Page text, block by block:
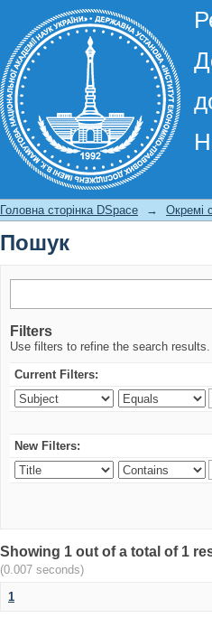
Пошук
Головна сторінка DSpace → Окремі
Пошук
Filters
Use filters to refine the search results.
Current Filters:
New Filters:
Showing 1 out of a total of 1
(0.007 seconds)
1